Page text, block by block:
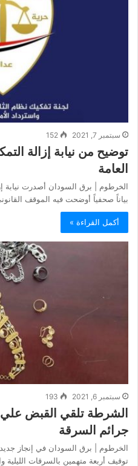
سبتمبر 7, 2021 152
توضيح من نيابة إزالة
العامة
الخرطوم | برق السودان أصدرت نيابة
بياناً صحفياً أوضحت فيه الموقف
أكمل القراءة »
سبتمبر 6, 2021 193
الشرطة تلقي القبض
جرائم السرقة
الخرطوم | برق السودان في إنجاز
توقيف أربعة متهمين بالسرقات الليلية